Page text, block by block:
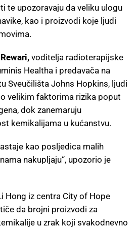
te upozoravaju da veliku ulogu
kao i proizvodi koje ljudi
voditelja radioterapijske
Healtha i predavača na
Sveučilišta Johns Hopkins, ljudi
velikim faktorima rizika poput
dok zanemaruju
kemikalijama u kućanstvu.
kao posljedica malih
nakupljaju“, upozorio je
Hong iz centra City of Hope
da brojni proizvodi za
u zrak koji svakodnevno